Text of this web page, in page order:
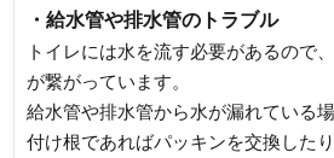
・給水管や排水管のトラブル
トイレには水を流す必要があるので
が繋がっています。
給水管や排水管から水が漏れている
付け根であればパッキンを交換した